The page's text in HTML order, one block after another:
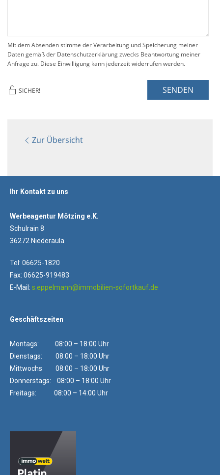
Mit dem Absenden stimme der Verarbeitung und Speicherung meiner
Daten gemäß der Datenschutzerklärung zwecks Beantwortung meiner
Anfrage zu. Diese Einwilligung kann jederzeit widerrufen werden.
SICHER! SENDEN
Zur Übersicht
Ihr Kontakt zu uns
Werbeagentur Mötzing e.K.
Schulrain 8
36272 Niederaula
Tel: 06625-1820
Fax: 06625-919483
E-Mail: s.eppelmann@immobilien-sofortkauf.de
Geschäftszeiten
Montags: 08:00 – 18:00 Uhr
Dienstags: 08:00 – 18:00 Uhr
Mittwochs 08:00 – 18:00 Uhr
Donnerstags: 08:00 – 18:00 Uhr
Freitags: 08:00 – 14:00 Uhr